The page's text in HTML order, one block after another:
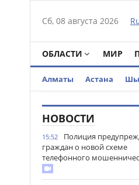
Сб, 08 августа 2026
ОБЛАСТИ МИР
Алматы Астана
НОВОСТИ
15:52
Полиция
граждан о новой схеме
телефонного